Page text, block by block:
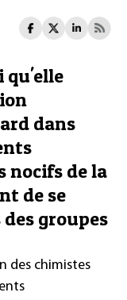
qu'elle
dans
nocifs de la
de se
groupes
des chimistes